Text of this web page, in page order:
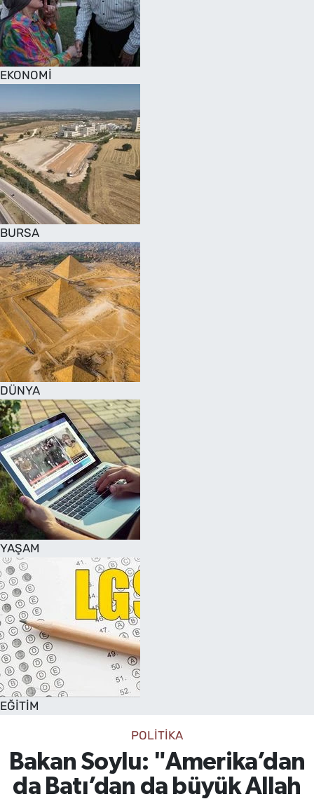
EKONOMİ
BURSA
DÜNYA
YAŞAM
EĞİTİM
POLİTİKA
Bakan Soylu: "Amerika’dan
da Batı’dan da büyük Allah
SAĞLIK
TV REHBERİ